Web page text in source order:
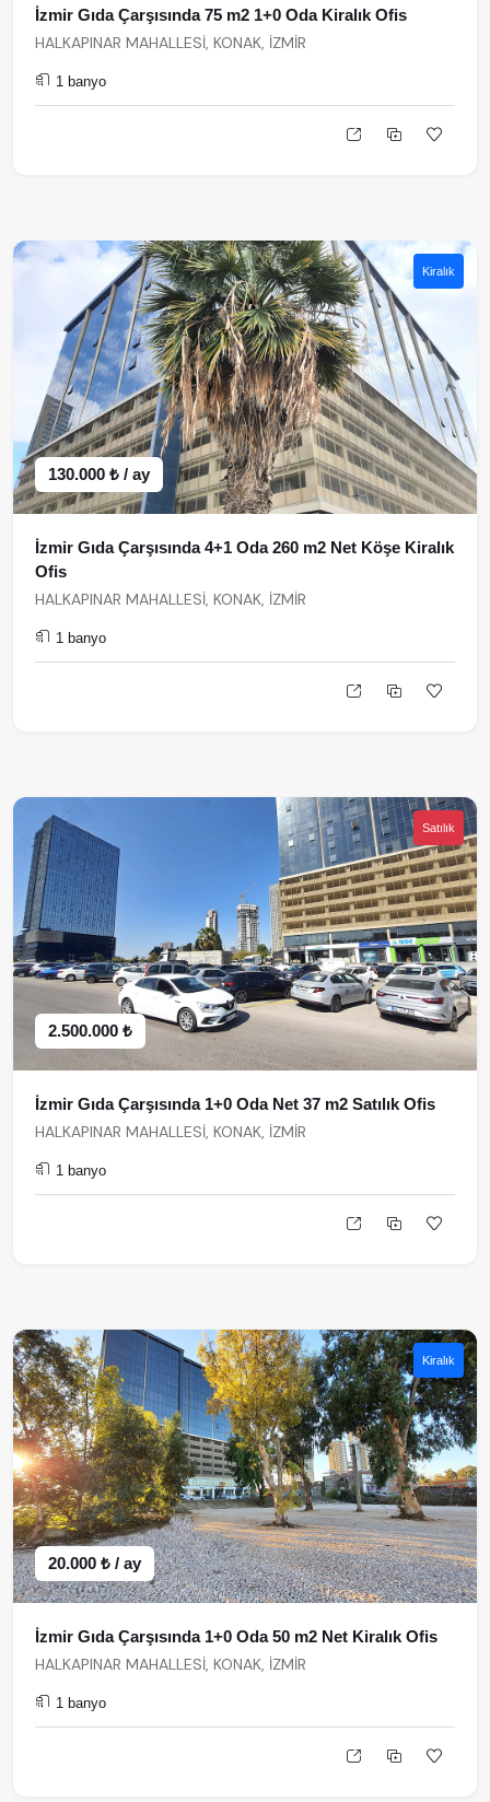
İzmir Gıda Çarşısında 75 m2 1+0 Oda Kiralık Ofis
HALKAPINAR MAHALLESİ, KONAK, İZMİR
1 banyo
Kiralık
130.000 ₺ / ay
İzmir Gıda Çarşısında 4+1 Oda 260 m2 Net Köşe Kiralık
Ofis
HALKAPINAR MAHALLESİ, KONAK, İZMİR
1 banyo
Satılık
2.500.000 ₺
İzmir Gıda Çarşısında 1+0 Oda Net 37 m2 Satılık Ofis
HALKAPINAR MAHALLESİ, KONAK, İZMİR
1 banyo
Kiralık
20.000 ₺ / ay
İzmir Gıda Çarşısında 1+0 Oda 50 m2 Net Kiralık Ofis
HALKAPINAR MAHALLESİ, KONAK, İZMİR
1 banyo